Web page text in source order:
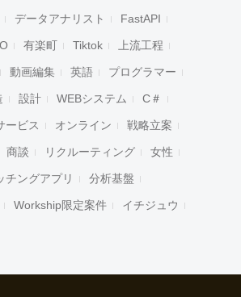
データアナリスト FastAPI
有楽町 Tiktok 上流工程
動画編集 英語 プログラマー
設計 WEBシステム C＃
ービス オンライン 戦略立案
商談 リクルーティング 女性
チングアプリ 分析基盤
Workship限定案件 イチジュウ